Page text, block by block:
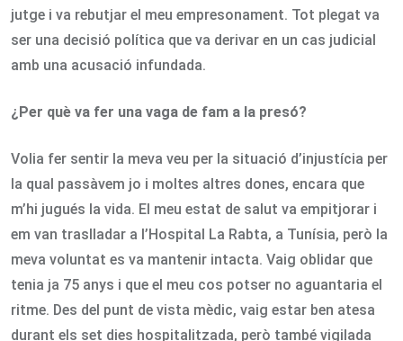
jutge i va rebutjar el meu empresonament. Tot plegat va
ser una decisió política que va derivar en un cas judicial
amb una acusació infundada.
¿Per què va fer una vaga de fam a la presó?
Volia fer sentir la meva veu per la situació d’injustícia per
la qual passàvem jo i moltes altres dones, encara que
m’hi jugués la vida. El meu estat de salut va empitjorar i
em van traslladar a l’Hospital La Rabta, a Tunísia, però la
meva voluntat es va mantenir intacta. Vaig oblidar que
tenia ja 75 anys i que el meu cos potser no aguantaria el
ritme. Des del punt de vista mèdic, vaig estar ben atesa
durant els set dies hospitalitzada, però també vigilada